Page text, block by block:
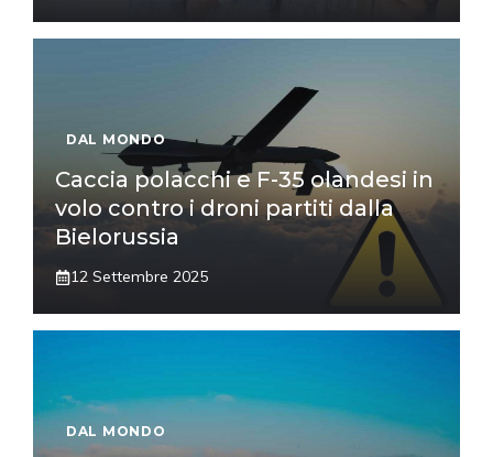
DAL MONDO
Caccia polacchi e F-35 olandesi in
volo contro i droni partiti dalla
Bielorussia
12 Settembre 2025
DAL MONDO